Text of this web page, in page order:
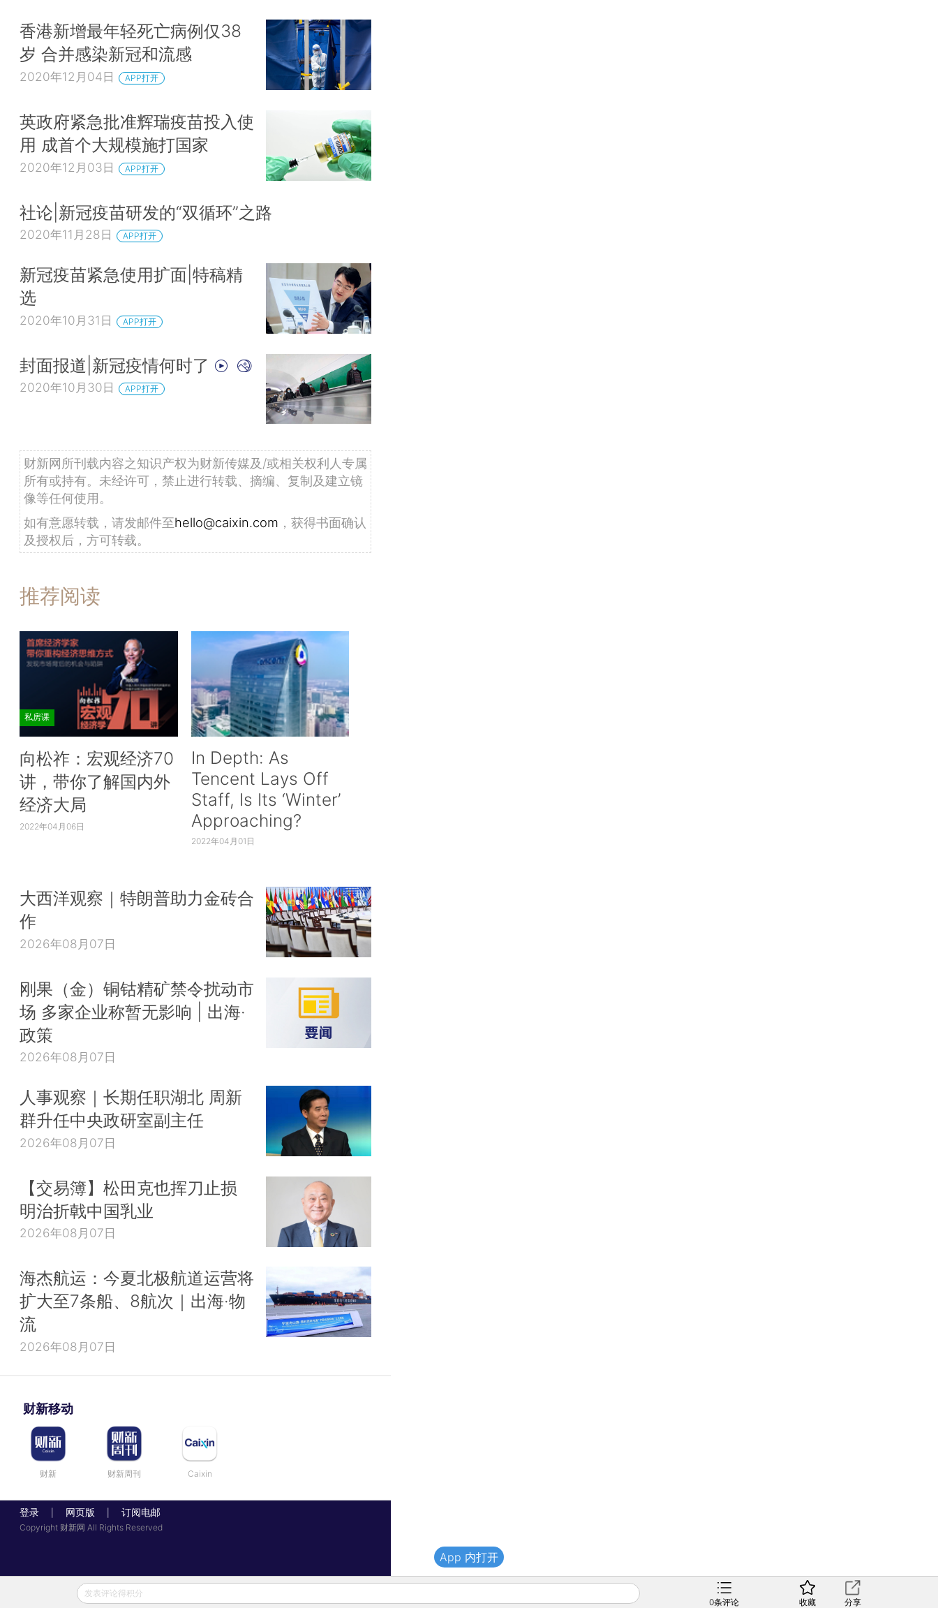
香港新增最年轻死亡病例仅38
岁 合并感染新冠和流感
2020年12月04日 APP打开
英政府紧急批准辉瑞疫苗投入使
用 成首个大规模施打国家
2020年12月03日 APP打开
社论|新冠疫苗研发的“双循环”之路
2020年11月28日 APP打开
新冠疫苗紧急使用扩面|特稿精
选
2020年10月31日 APP打开
封面报道|新冠疫情何时了
2020年10月30日 APP打开
财新网所刊载内容之知识产权为财新传媒及/或相关权利人专属
所有或持有。未经许可，禁止进行转载、摘编、复制及建立镜
像等任何使用。
如有意愿转载，请发邮件至hello@caixin.com ，获得书面确认
及授权后，方可转载。
推荐阅读
私房课
向松祚：宏观经济70
讲，带你了解国内外
经济大局
2022年04月06日
In Depth: As
Tencent Lays Off
Staff, Is Its ‘Winter’
Approaching?
2022年04月01日
大西洋观察｜特朗普助力金砖合
作
2026年08月07日
刚果（金）铜钴精矿禁令扰动市
场 多家企业称暂无影响 | 出海·
政策
2026年08月07日
人事观察｜长期任职湖北 周新
群升任中央政研室副主任
2026年08月07日
【交易簿】松田克也挥刀止损
明治折戟中国乳业
2026年08月07日
海杰航运：今夏北极航道运营将
扩大至7条船、8航次｜出海·物
流
2026年08月07日
财新移动
财新 财新周刊 Caixin
登录 网页版 订阅电邮
Copyright 财新网 All Rights Reserved
发表评论得积分
0条评论 收藏 分享
App 内打开